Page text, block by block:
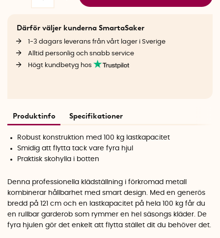
Därför väljer kunderna SmartaSaker
1-3 dagars leverans från vårt lager i Sverige
Alltid personlig och snabb service
Högt kundbetyg hos
Produktinfo Specifikationer
Robust konstruktion med 100 kg lastkapacitet
Smidig att flytta tack vare fyra hjul
Praktisk skohylla i botten
Denna professionella klädställning i förkromad metall
kombinerar hållbarhet med smart design. Med en generös
bredd på 121 cm och en lastkapacitet på hela 100 kg får du
en rullbar garderob som rymmer en hel säsongs kläder. De
fyra hjulen gör det enkelt att flytta stället dit du behöver det.